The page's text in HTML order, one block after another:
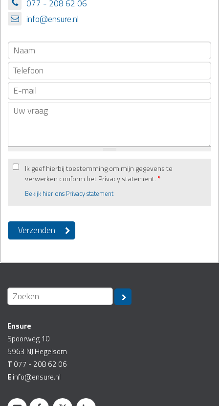
077 - 208 62 06
info@ensure.nl
Ik geef hierbij toestemming om mijn gegevens te
verwerken conform het Privacy statement. *
Bekijk hier ons Privacy statement
Ensure
Spoorweg 10
5963 NJ Hegelsom
T 077 - 208 62 06
Einfo@ensure.nl